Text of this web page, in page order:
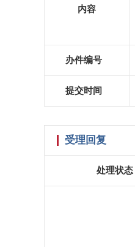
内容
办件编号
提交时间
受理回复
处理状态